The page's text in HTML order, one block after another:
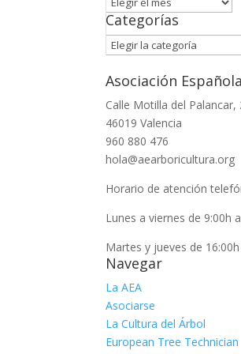
Categorías
Categorías
Asociación
Calle Motilla del Palancar,
46019 Valencia
960 880 476
hola@aearboricultura.org
Horario de atención
Lunes a viernes de 9:00h
Martes y jueves de
Navegar
La AEA
Asociarse
La Cultura del Árbol
European Tree Technician